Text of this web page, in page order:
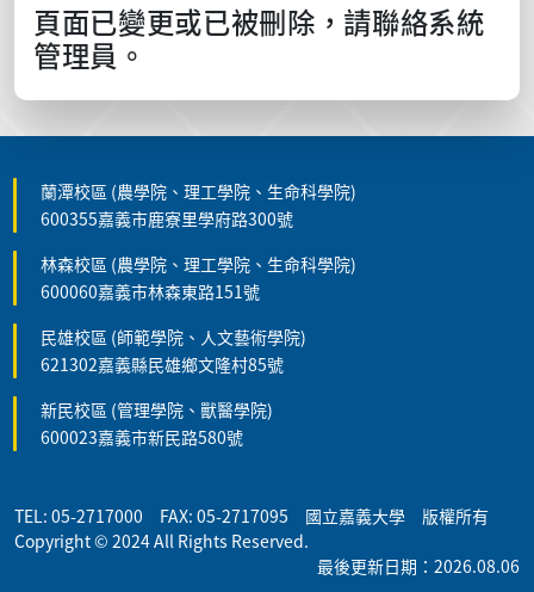
頁面已變更或已被刪除，請聯絡系統
管理員。
蘭潭校區 (農學院、理工學院、生命科學院)
600355嘉義市鹿寮里學府路300號
林森校區 (農學院、理工學院、生命科學院)
600060嘉義市林森東路151號
民雄校區 (師範學院、人文藝術學院)
621302嘉義縣民雄鄉文隆村85號
新民校區 (管理學院、獸醫學院)
600023嘉義市新民路580號
TEL: 05-2717000 FAX: 05-2717095 國立嘉義大學 版權所有
Copyright © 2024 All Rights Reserved.
最後更新日期：2026.08.06